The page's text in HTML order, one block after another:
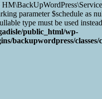
parameter $schedule as
type must be used
public_html/wp-
backupwordpress/classes/